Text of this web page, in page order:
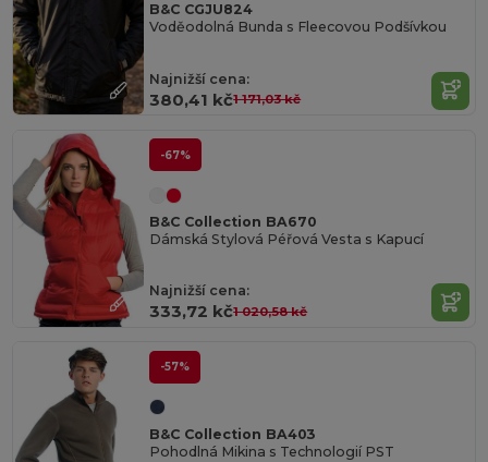
B&C CGJU824
Voděodolná Bunda s Fleecovou Podšívkou
Najnižší cena:
380,41 kč1 171,03 kč
-67%
B&C Collection BA670
Dámská Stylová Péřová Vesta s Kapucí
Najnižší cena:
333,72 kč1 020,58 kč
-57%
B&C Collection BA403
Pohodlná Mikina s Technologií PST